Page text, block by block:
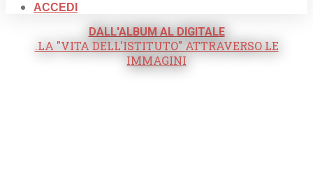
ACCEDI
DALL'ALBUM AL DIGITALE
.LA "VITA DELL'ISTITUTO" ATTRAVERSO LE
IMMAGINI